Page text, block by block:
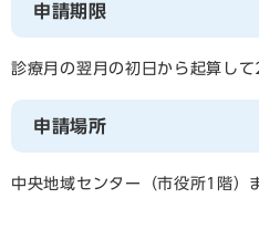
申請期限
診療月の翌月の初日から起算して
申請場所
中央地域センター（市役所1階）